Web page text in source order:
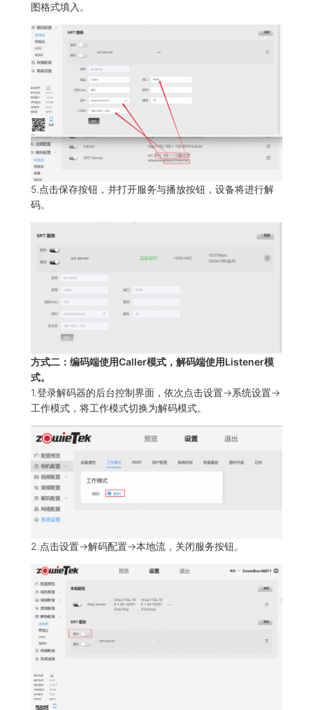
图格式填入。
5.点击保存按钮，并打开服务与播放按钮，设备将进行解
码。
方式二：编码端使用Caller模式，解码端使用Listener模
式。
1.登录解码器的后台控制界面，依次点击设置->系统设置->
工作模式，将工作模式切换为解码模式。
2.点击设置->解码配置->本地流，关闭服务按钮。